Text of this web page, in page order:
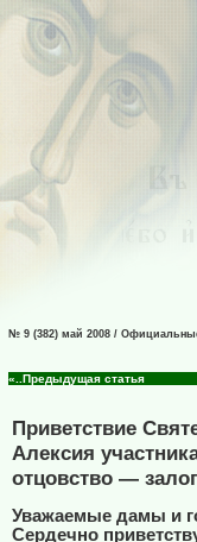
№ 9 (382) май 2008 /
«..Предыдущая статья
Приветствие
Алексия
отцовство —
Уважаемые дамы и
Сердечно